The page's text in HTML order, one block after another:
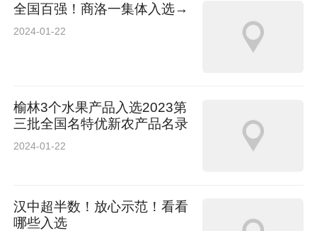
中国航天科技集团有限公司第四研究院第四十一
寿命全国重点实验室
国家税务总局西安高新产业开发区税务局创业园
长庆油田分公司第六采气厂作业三区高8集气站
全国百强！商洛一集体入选→
2024-01-22
榆林3个水果产品入选2023第
三批全国名特优新农产品名录
2024-01-22
汉中超半数！放心示范！看看
哪些入选